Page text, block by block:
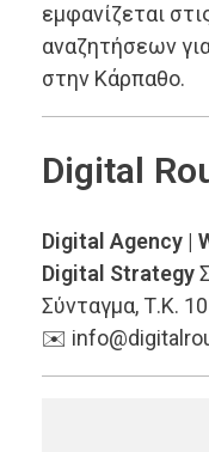
εμφανίζεται
αναζητήσεων
στην Κάρπαθο.
Digital
Digital Agency |
Digital Strategy
Σύνταγμα, Τ.Κ.
✉️